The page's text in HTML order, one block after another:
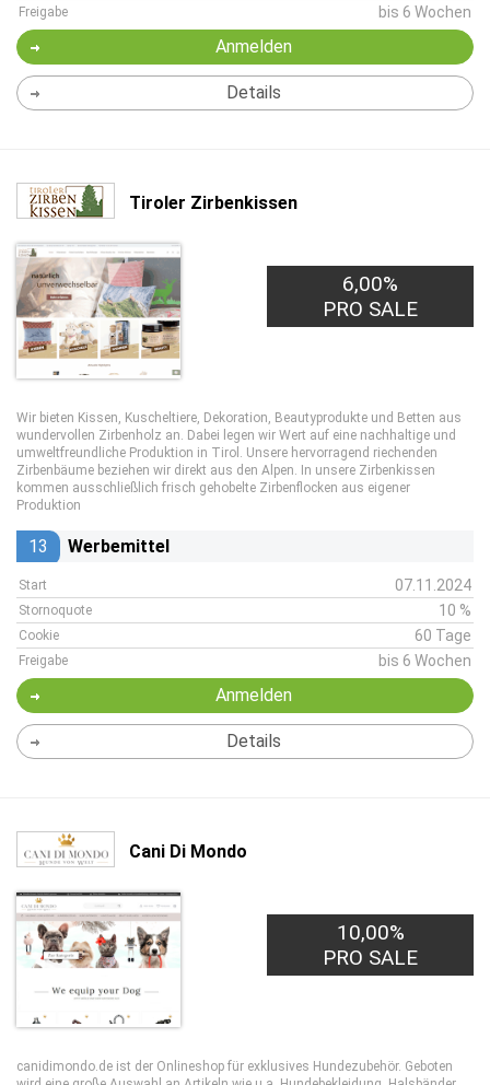
Freigabe bis 6 Wochen
Anmelden
Details
Tiroler Zirbenkissen
6,00%
PRO SALE
Wir bieten Kissen, Kuscheltiere, Dekoration, Beautyprodukte und Betten aus
wundervollen Zirbenholz an. Dabei legen wir Wert auf eine nachhaltige und
umweltfreundliche Produktion in Tirol. Unsere hervorragend riechenden
Zirbenbäume beziehen wir direkt aus den Alpen. In unsere Zirbenkissen
kommen ausschließlich frisch gehobelte Zirbenflocken aus eigener
Produktion
13 Werbemittel
Start 07.11.2024
Stornoquote 10 %
Cookie 60 Tage
Freigabe bis 6 Wochen
Anmelden
Details
Cani Di Mondo
10,00%
PRO SALE
canidimondo.de ist der Onlineshop für exklusives Hundezubehör. Geboten